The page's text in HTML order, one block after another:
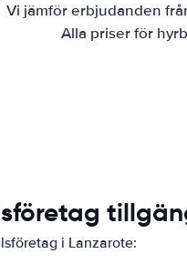
Vi jämför erbjudanden
Alla priser för
i Lanzarote: